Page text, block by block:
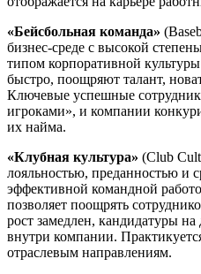
«Бейсбольная команда»
бизнес-среде с высокой
типом корпоративной
быстро, поощряют талант,
Ключевые успешные
игроками», и компании
их найма.
«Клубная культура» (Club
лояльностью, преданностью и
эффективной командной
позволяет поощрять
рост замедлен, кандидатуры
внутри компании.
отраслевым направлениям.